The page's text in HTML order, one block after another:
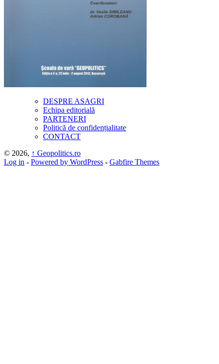
DESPRE ASAGRI
Echipa editorială
PARTENERI
Politică de confidențialitate
CONTACT
© 2026, ↑ Geopolitics.ro
Log in - Powered by WordPress - Gabfire Themes